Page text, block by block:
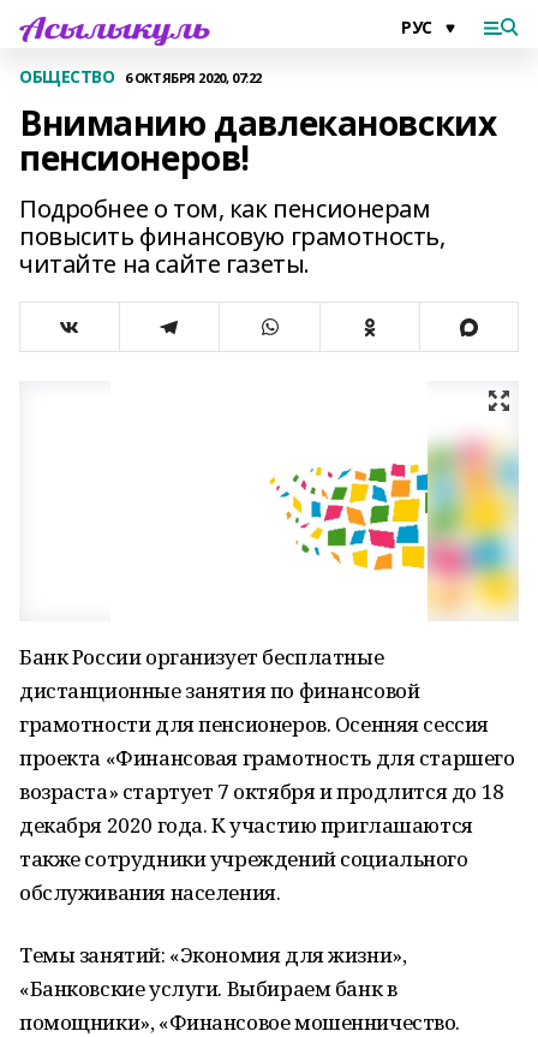
ОБЩЕСТВО 6 ОКТЯБРЯ 2020, 07:22
Вниманию давлекановских
пенсионеров!
Подробнее о том, как пенсионерам
повысить финансовую грамотность,
читайте на сайте газеты.
Банк России организует бесплатные
дистанционные занятия по финансовой
грамотности для пенсионеров. Осенняя сессия
проекта «Финансовая грамотность для старшего
возраста» стартует 7 октября и продлится до 18
декабря 2020 года. К участию приглашаются
также сотрудники учреждений социального
обслуживания населения.
Темы занятий: «Экономия для жизни»,
«Банковские услуги. Выбираем банк в
помощники», «Финансовое мошенничество.